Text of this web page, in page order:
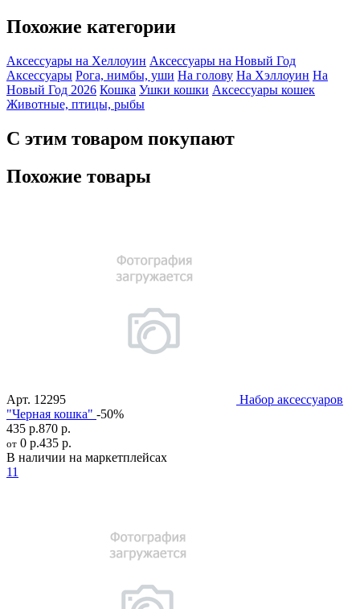
Похожие категории
Аксессуары на Хеллоуин Аксессуары на Новый Год
Аксессуары Рога, нимбы, уши На голову На Хэллоуин На
Новый Год 2026 Кошка Ушки кошки Аксессуары кошек
Животные, птицы, рыбы
С этим товаром покупают
Похожие товары
Арт. 12295
Набор аксессуаров
"Черная кошка" -50%
435 р.870 р.
от 0 р.435 р.
В наличии на маркетплейсах
11